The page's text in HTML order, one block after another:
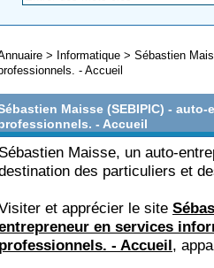
> Informatique > Sébastien
- Accueil
Maisse (SEBIPIC) -
- Accueil
Maisse, un auto-
des particuliers et
et apprécier le site
en services
- Accueil,